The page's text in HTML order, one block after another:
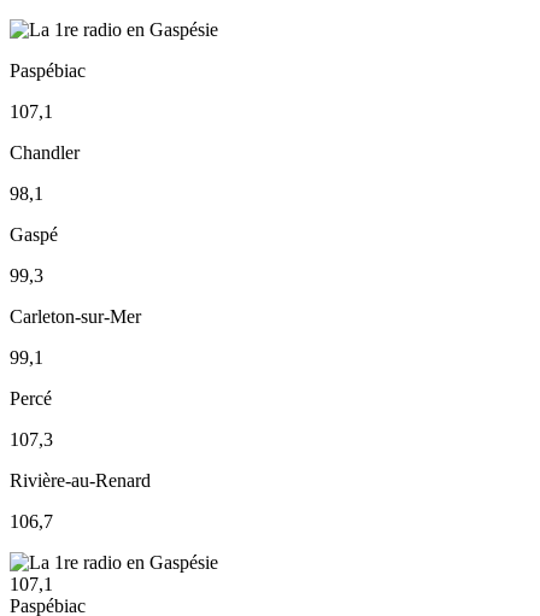
Paspébiac
107,1
Chandler
98,1
Gaspé
99,3
Carleton-sur-Mer
99,1
Percé
107,3
Rivière-au-Renard
106,7
107,1
Paspébiac